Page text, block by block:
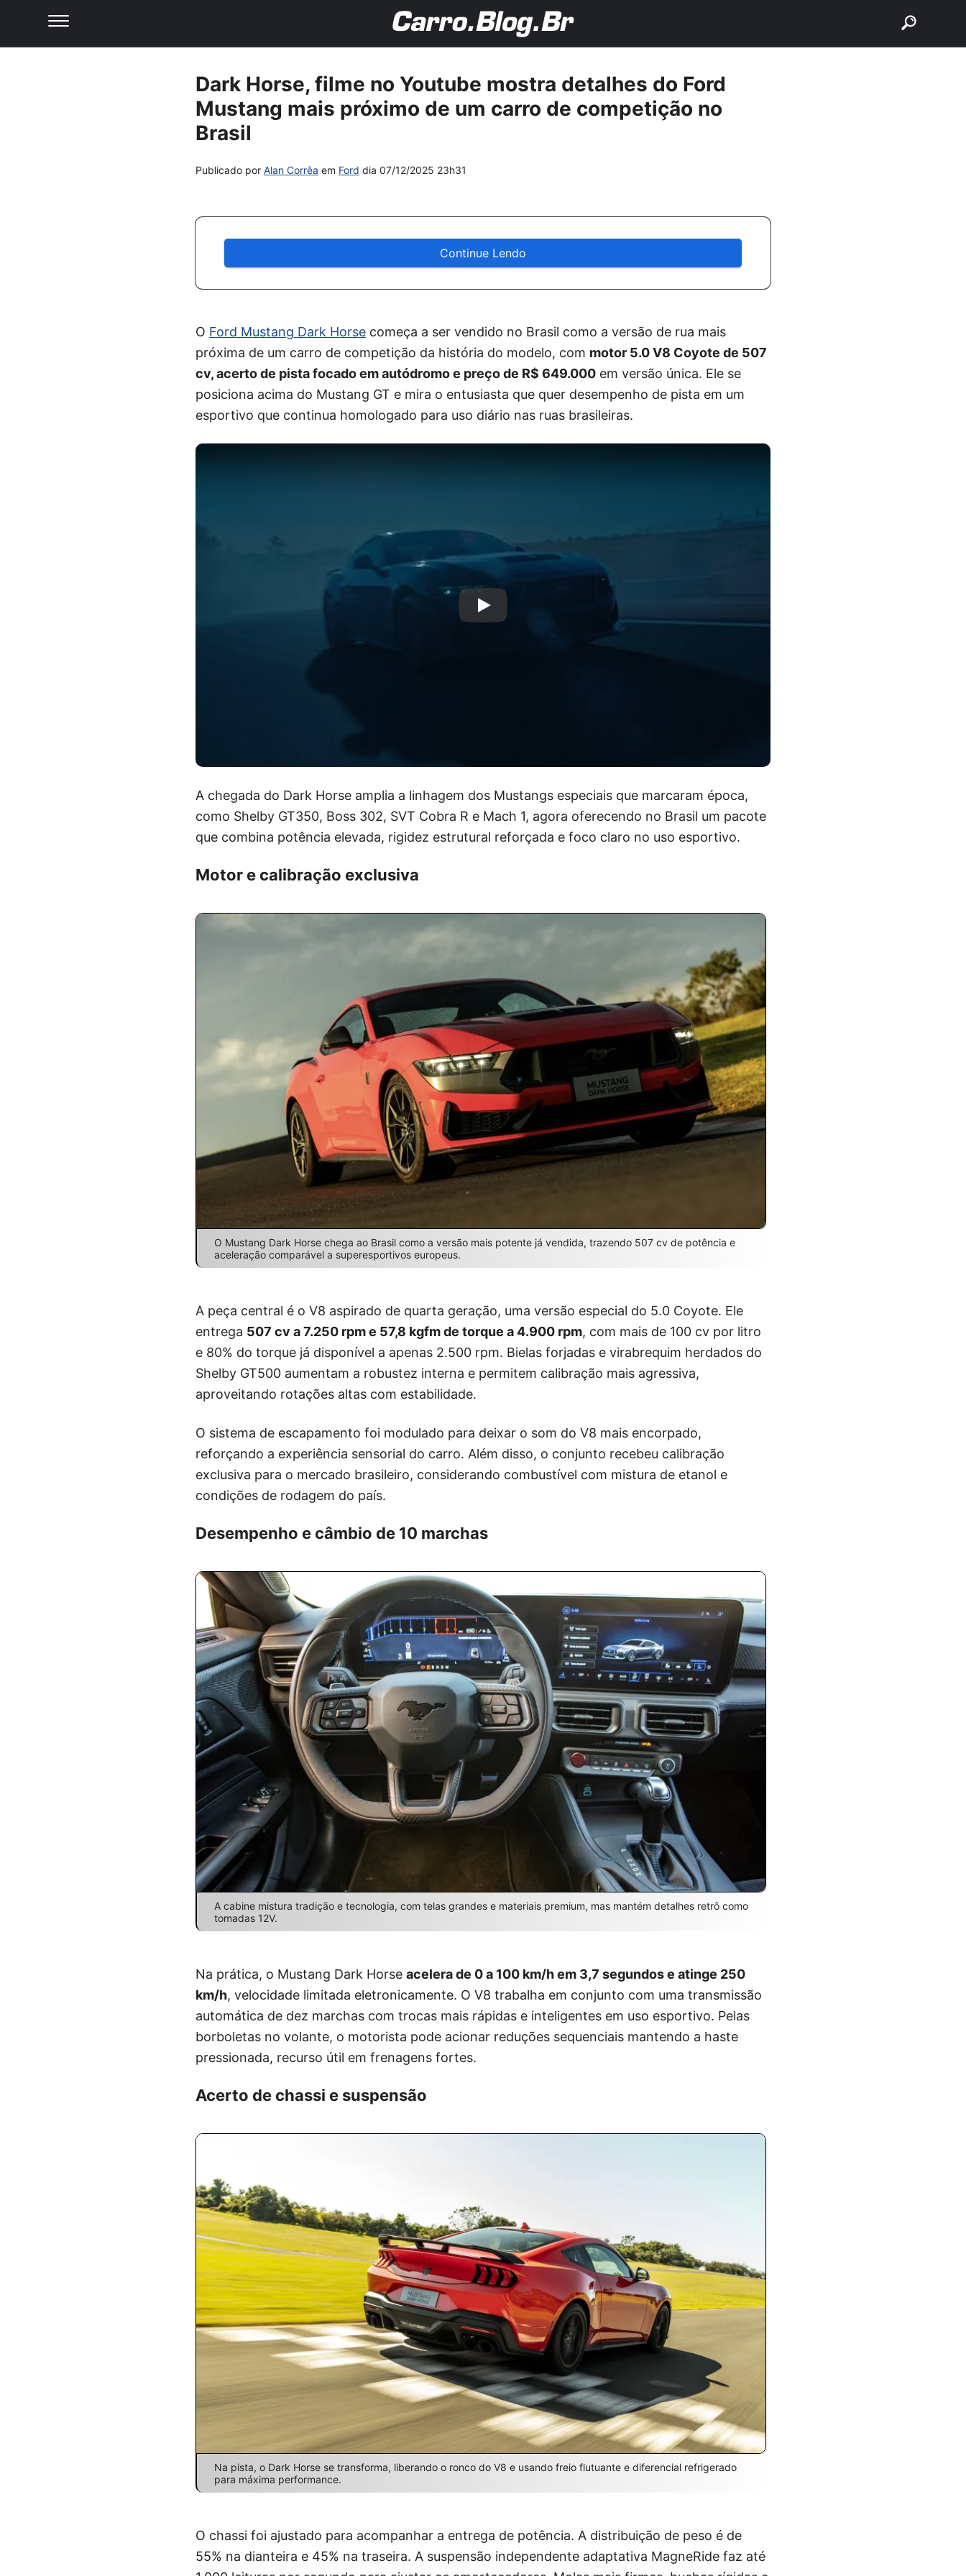
Dark Horse, filme no Youtube mostra detalhes do Ford
Mustang mais próximo de um carro de competição no
Brasil
Publicado por Alan Corrêa em Ford dia 07/12/2025 23h31
Continue Lendo
O Ford Mustang Dark Horse começa a ser vendido no Brasil como a versão de rua mais
próxima de um carro de competição da história do modelo, com motor 5.0 V8 Coyote de 507
cv, acerto de pista focado em autódromo e preço de R$ 649.000 em versão única. Ele se
posiciona acima do Mustang GT e mira o entusiasta que quer desempenho de pista em um
esportivo que continua homologado para uso diário nas ruas brasileiras.
A chegada do Dark Horse amplia a linhagem dos Mustangs especiais que marcaram época,
como Shelby GT350, Boss 302, SVT Cobra R e Mach 1, agora oferecendo no Brasil um pacote
que combina potência elevada, rigidez estrutural reforçada e foco claro no uso esportivo.
Motor e calibração exclusiva
O Mustang Dark Horse chega ao Brasil como a versão mais potente já vendida, trazendo 507 cv de potência e
aceleração comparável a superesportivos europeus.
A peça central é o V8 aspirado de quarta geração, uma versão especial do 5.0 Coyote. Ele
entrega 507 cv a 7.250 rpm e 57,8 kgfm de torque a 4.900 rpm, com mais de 100 cv por litro
e 80% do torque já disponível a apenas 2.500 rpm. Bielas forjadas e virabrequim herdados do
Shelby GT500 aumentam a robustez interna e permitem calibração mais agressiva,
aproveitando rotações altas com estabilidade.
O sistema de escapamento foi modulado para deixar o som do V8 mais encorpado,
reforçando a experiência sensorial do carro. Além disso, o conjunto recebeu calibração
exclusiva para o mercado brasileiro, considerando combustível com mistura de etanol e
condições de rodagem do país.
Desempenho e câmbio de 10 marchas
A cabine mistura tradição e tecnologia, com telas grandes e materiais premium, mas mantém detalhes retrô como
tomadas 12V.
Na prática, o Mustang Dark Horse acelera de 0 a 100 km/h em 3,7 segundos e atinge 250
km/h, velocidade limitada eletronicamente. O V8 trabalha em conjunto com uma transmissão
automática de dez marchas com trocas mais rápidas e inteligentes em uso esportivo. Pelas
borboletas no volante, o motorista pode acionar reduções sequenciais mantendo a haste
pressionada, recurso útil em frenagens fortes.
Acerto de chassi e suspensão
Na pista, o Dark Horse se transforma, liberando o ronco do V8 e usando freio flutuante e diferencial refrigerado
para máxima performance.
O chassi foi ajustado para acompanhar a entrega de potência. A distribuição de peso é de
55% na dianteira e 45% na traseira. A suspensão independente adaptativa MagneRide faz até